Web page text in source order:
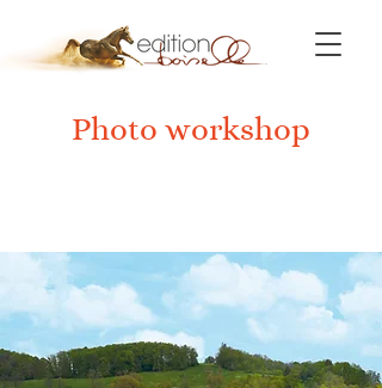
Photo workshop